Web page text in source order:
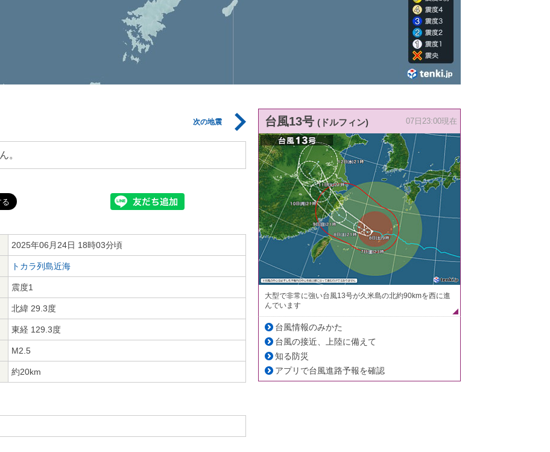
次の地震
。
2025年06月24日 18時03分頃
トカラ列島近海
震度1
北緯 29.3度
東経 129.3度
M2.5
約20km
台風13号 (ドルフィン) 07日23:00現在
大型で非常に強い台風13号が久米島の北約90kmを西に進
んでいます
台風情報のみかた
台風の接近、上陸に備えて
知る防災
アプリで台風進路予報を確認